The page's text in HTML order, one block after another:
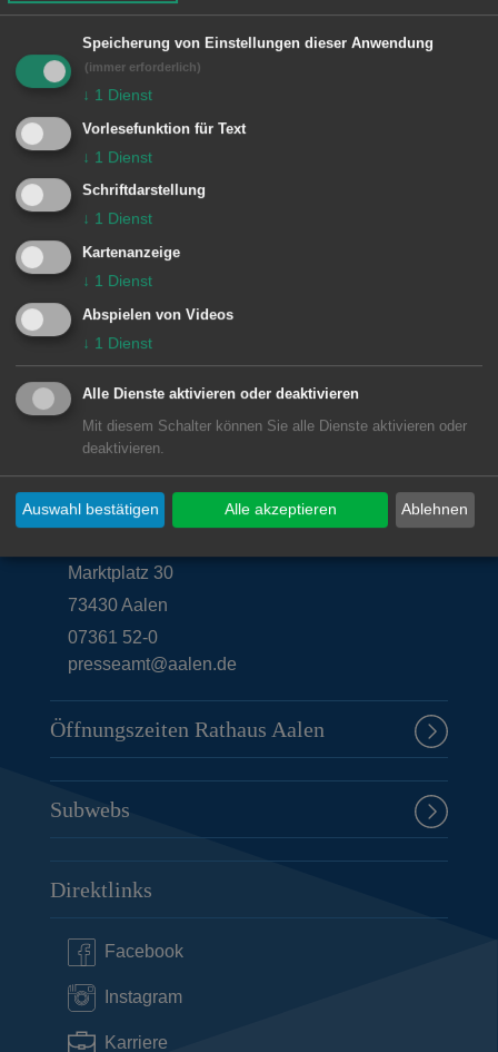
Kruppa, Helmut Mayer, Matthias
Roesch, Peter Schlipf, Justus Theinert,
Kurt Laurenz Theinert, Uli Sauerborn,
Peter Franck, Josh von Staudach und
Gert Wiedmaier.
Weitere Informationen:
www.kunstverein-aalen.de
© Stadt Aalen, 28.11.2016
Unsere Anschrift
Marktplatz 30
73430Aalen
07361 52-0
presseamt@aalen.de
Öffnungszeiten Rathaus Aalen
Subwebs
Direktlinks
Facebook
Instagram
Karriere
Speicherung von Einstellungen dieser Anwendung
(immer erforderlich)
↓ 1 Dienst
Vorlesefunktion für Text
↓ 1 Dienst
Schriftdarstellung
↓ 1 Dienst
Kartenanzeige
↓ 1 Dienst
Abspielen von Videos
↓ 1 Dienst
Alle Dienste aktivieren oder deaktivieren
Mit diesem Schalter können Sie alle Dienste aktivieren oder
deaktivieren.
Ablehnen
Auswahl bestätigen Alle akzeptieren